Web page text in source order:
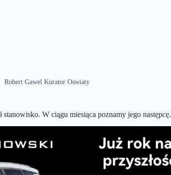
Robert Gawel Kurator Oswiaty
W ciągu miesiąca poznamy jego następcę.